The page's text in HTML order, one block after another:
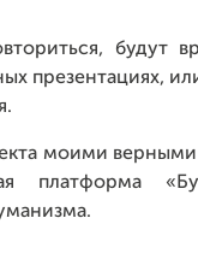
будут
презентациях,
моими
платформа